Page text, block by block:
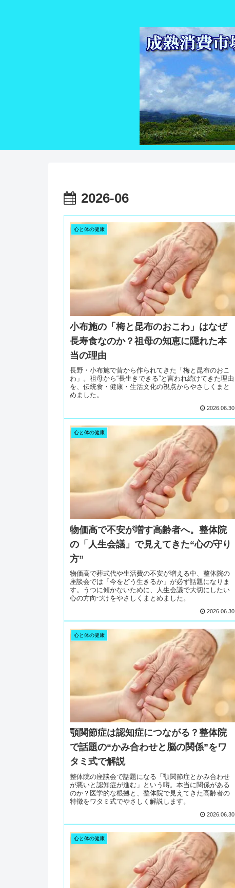
2026-06
心と体の健康
小布施の「梅と昆布のおこわ」はなぜ
長寿食なのか？祖母の知恵に隠れた本
当の理由
長野・小布施で昔から作られてきた「梅と昆布のおこ
わ」。祖母から“長生きできる”と言われ続けてきた理由
を、伝統食・健康・生活文化の視点からやさしくまと
めました。
2026.06.30
心と体の健康
物価高で不安が増す高齢者へ。整体院
の「人生会議」で見えてきた“心の守り
方”
物価高で葬式代や生活費の不安が増える中、整体院の
座談会では「今をどう生きるか」が必ず話題になりま
す。うつに傾かないために、人生会議で大切にしたい
心の方向づけをやさしくまとめました。
2026.06.30
心と体の健康
顎関節症は認知症につながる？整体院
で話題の“かみ合わせと脳の関係”をワ
タミ式で解説
整体院の座談会で話題になる「顎関節症とかみ合わせ
が悪いと認知症が進む」という噂。本当に関係がある
のか？医学的な根拠と、整体院で見えてきた高齢者の
特徴をワタミ式でやさしく解説します。
2026.06.30
心と体の健康